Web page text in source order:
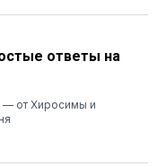
ответы на
от Хиросимы и